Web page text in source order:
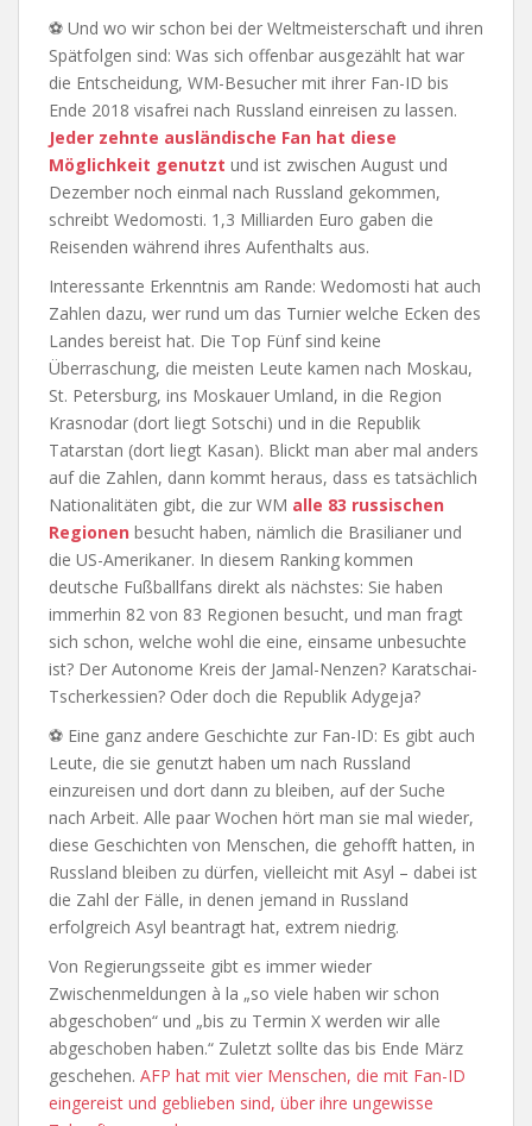
⚽ Und wo wir schon bei der Weltmeisterschaft und ihren
Spätfolgen sind: Was sich offenbar ausgezählt hat war
die Entscheidung, WM-Besucher mit ihrer Fan-ID bis
Ende 2018 visafrei nach Russland einreisen zu lassen.
Jeder zehnte ausländische Fan hat diese
Möglichkeit genutzt und ist zwischen August und
Dezember noch einmal nach Russland gekommen,
schreibt Wedomosti. 1,3 Milliarden Euro gaben die
Reisenden während ihres Aufenthalts aus.
Interessante Erkenntnis am Rande: Wedomosti hat auch
Zahlen dazu, wer rund um das Turnier welche Ecken des
Landes bereist hat. Die Top Fünf sind keine
Überraschung, die meisten Leute kamen nach Moskau,
St. Petersburg, ins Moskauer Umland, in die Region
Krasnodar (dort liegt Sotschi) und in die Republik
Tatarstan (dort liegt Kasan). Blickt man aber mal anders
auf die Zahlen, dann kommt heraus, dass es tatsächlich
Nationalitäten gibt, die zur WM alle 83 russischen
Regionen besucht haben, nämlich die Brasilianer und
die US-Amerikaner. In diesem Ranking kommen
deutsche Fußballfans direkt als nächstes: Sie haben
immerhin 82 von 83 Regionen besucht, und man fragt
sich schon, welche wohl die eine, einsame unbesuchte
ist? Der Autonome Kreis der Jamal-Nenzen? Karatschai-
Tscherkessien? Oder doch die Republik Adygeja?
⚽ Eine ganz andere Geschichte zur Fan-ID: Es gibt auch
Leute, die sie genutzt haben um nach Russland
einzureisen und dort dann zu bleiben, auf der Suche
nach Arbeit. Alle paar Wochen hört man sie mal wieder,
diese Geschichten von Menschen, die gehofft hatten, in
Russland bleiben zu dürfen, vielleicht mit Asyl – dabei ist
die Zahl der Fälle, in denen jemand in Russland
erfolgreich Asyl beantragt hat, extrem niedrig.
Von Regierungsseite gibt es immer wieder
Zwischenmeldungen à la „so viele haben wir schon
abgeschoben“ und „bis zu Termin X werden wir alle
abgeschoben haben.“ Zuletzt sollte das bis Ende März
geschehen. AFP hat mit vier Menschen, die mit Fan-ID
eingereist und geblieben sind, über ihre ungewisse